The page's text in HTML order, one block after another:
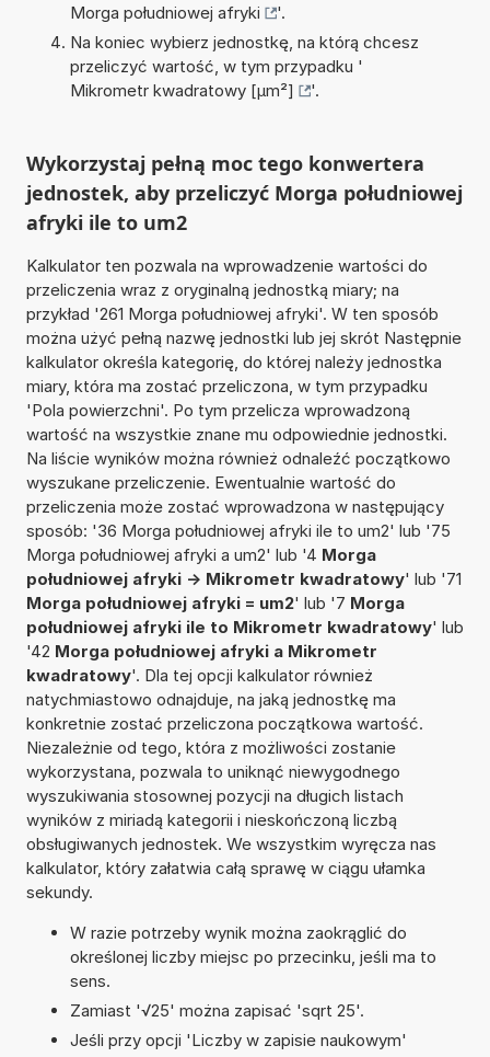
Morga południowej afryki
'.
Na koniec wybierz jednostkę, na którą chcesz
przeliczyć wartość, w tym przypadku '
Mikrometr kwadratowy [µm²]
'.
Wykorzystaj pełną moc tego konwertera
jednostek, aby przeliczyć Morga południowej
afryki ile to um2
Kalkulator ten pozwala na wprowadzenie wartości do
przeliczenia wraz z oryginalną jednostką miary; na
przykład '261 Morga południowej afryki'. W ten sposób
można użyć pełną nazwę jednostki lub jej skrót Następnie
kalkulator określa kategorię, do której należy jednostka
miary, która ma zostać przeliczona, w tym przypadku
'Pola powierzchni'. Po tym przelicza wprowadzoną
wartość na wszystkie znane mu odpowiednie jednostki.
Na liście wyników można również odnaleźć początkowo
wyszukane przeliczenie. Ewentualnie wartość do
przeliczenia może zostać wprowadzona w następujący
sposób: '36 Morga południowej afryki ile to um2' lub '75
Morga południowej afryki a um2' lub '4 Morga
południowej afryki -> Mikrometr kwadratowy' lub '71
Morga południowej afryki = um2' lub '7 Morga
południowej afryki ile to Mikrometr kwadratowy' lub
'42 Morga południowej afryki a Mikrometr
kwadratowy'. Dla tej opcji kalkulator również
natychmiastowo odnajduje, na jaką jednostkę ma
konkretnie zostać przeliczona początkowa wartość.
Niezależnie od tego, która z możliwości zostanie
wykorzystana, pozwala to uniknąć niewygodnego
wyszukiwania stosownej pozycji na długich listach
wyników z miriadą kategorii i nieskończoną liczbą
obsługiwanych jednostek. We wszystkim wyręcza nas
kalkulator, który załatwia całą sprawę w ciągu ułamka
sekundy.
W razie potrzeby wynik można zaokrąglić do
określonej liczby miejsc po przecinku, jeśli ma to
sens.
Zamiast '√25' można zapisać 'sqrt 25'.
Jeśli przy opcji 'Liczby w zapisie naukowym'